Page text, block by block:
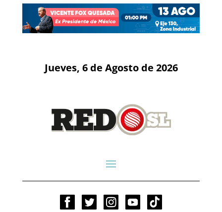
Jueves, 6 de Agosto de 2026